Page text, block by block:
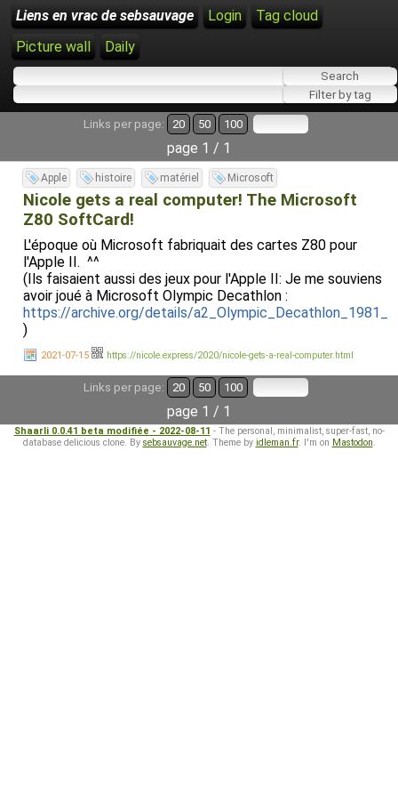
Liens en vrac de sebsauvage Login
Tag cloud
Picture wall
Daily
Links per page: 20 50 100
page 1 / 1
Apple histoire matériel Microsoft
Nicole gets a real computer! The Microsoft
Z80 SoftCard!
L'époque où Microsoft fabriquait des cartes Z80 pour
l'Apple II. ^^
(Ils faisaient aussi des jeux pour l'Apple II: Je me souviens
avoir joué à Microsoft Olympic Decathlon :
https://archive.org/details/
)
2021-07-15 https://nicole.express/2020/nicole-gets-a-real-computer.html
Links per page: 20 50 100
page 1 / 1
Shaarli 0.0.41 beta modifiée - 2022-08-11 - The personal, minimalist, super-fast, no-
database delicious clone. By sebsauvage.net. Theme by idleman.fr. I'm on Mastodon.